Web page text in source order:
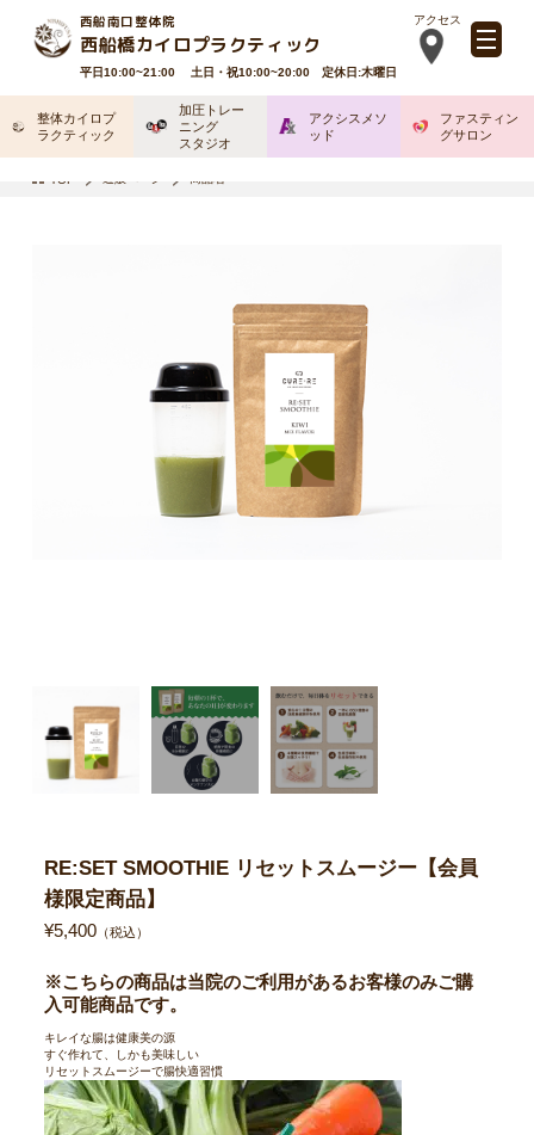
西船南口整体院
西船橋カイロプラクティック
アクセス
平日10:00~21:00 土日・祝10:00~20:00 定休日:木曜日
整体カイロプ
ラクティック
加圧トレー
ニング
スタジオ
アクシスメソ
ッド
ファスティン
グサロン
TOP 通販ページ 商品名
RE:SET SMOOTHIE リセットスムージー【会員
様限定商品】
¥5,400（税込）
※こちらの商品は当院のご利用があるお客様のみご購
入可能商品です。
キレイな腸は健康美の源
すぐ作れて、しかも美味しい
リセットスムージーで腸快適習慣